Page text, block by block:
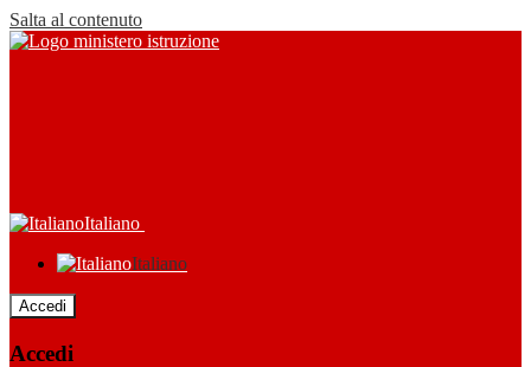
Salta al contenuto
Italiano
Italiano
Accedi
Accedi